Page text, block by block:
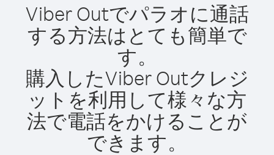
Viber Outでパラオに通話
する方法はとても簡単で
す。
購入したViber Outクレジ
ットを利用して様々な方
法で電話をかけることが
できます。